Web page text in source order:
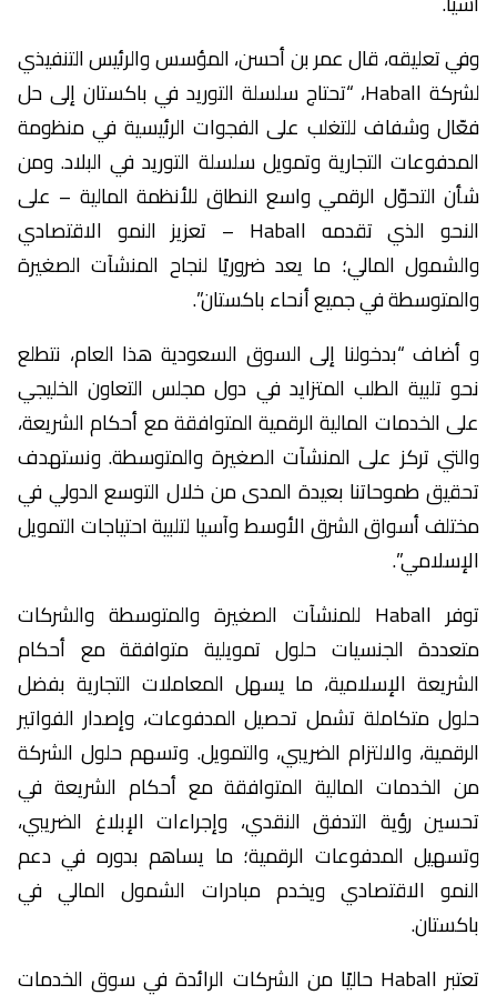
وفي تعليقه، قال عمر بن أحسن، المؤسس والرئيس التنفيذي
لشركة Haball، “تحتاج سلسلة التوريد في باكستان إلى حل
فعّال وشفاف للتغلب على الفجوات الرئيسية في منظومة
المدفوعات التجارية وتمويل سلسلة التوريد في البلاد. ومن
شأن التحوّل الرقمي واسع النطاق للأنظمة المالية – على
النحو الذي تقدمه Haball – تعزيز النمو الاقتصادي
والشمول المالي؛ ما يعد ضروريًا لنجاح المنشآت الصغيرة
والمتوسطة في جميع أنحاء باكستان”.
و أضاف “بدخولنا إلى السوق السعودية هذا العام، نتطلع
نحو تلبية الطلب المتزايد في دول مجلس التعاون الخليجي
على الخدمات المالية الرقمية المتوافقة مع أحكام الشريعة،
والتي تركز على المنشآت الصغيرة والمتوسطة. ونستهدف
تحقيق طموحاتنا بعيدة المدى من خلال التوسع الدولي في
مختلف أسواق الشرق الأوسط وآسيا لتلبية احتياجات التمويل
الإسلامي”.
توفر Haball للمنشآت الصغيرة والمتوسطة والشركات
متعددة الجنسيات حلول تمويلية متوافقة مع أحكام
الشريعة الإسلامية، ما يسهل المعاملات التجارية بفضل
حلول متكاملة تشمل تحصيل المدفوعات، وإصدار الفواتير
الرقمية، والالتزام الضريبي، والتمويل. وتسهم حلول الشركة
من الخدمات المالية المتوافقة مع أحكام الشريعة في
تحسين رؤية التدفق النقدي، وإجراءات الإبلاغ الضريبي،
وتسهيل المدفوعات الرقمية؛ ما يساهم بدوره في دعم
النمو الاقتصادي ويخدم مبادرات الشمول المالي في
باكستان.
تعتبر Haball حاليًا من الشركات الرائدة في سوق الخدمات